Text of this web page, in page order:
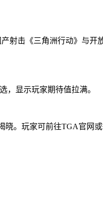
射击《三角洲行动》与
，显示玩家期待值拉满。
。玩家可前往TGA官网